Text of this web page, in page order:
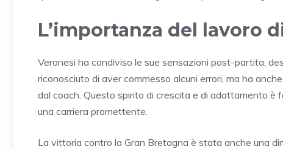
L’importanza del lavoro
Veronesi ha condiviso le sue sensazioni post-partita,
riconosciuto di aver commesso alcuni errori, ma ha
dal coach. Questo spirito di crescita e di adattamento
una carriera promettente.
La vittoria contro la Gran Bretagna è stata anche una